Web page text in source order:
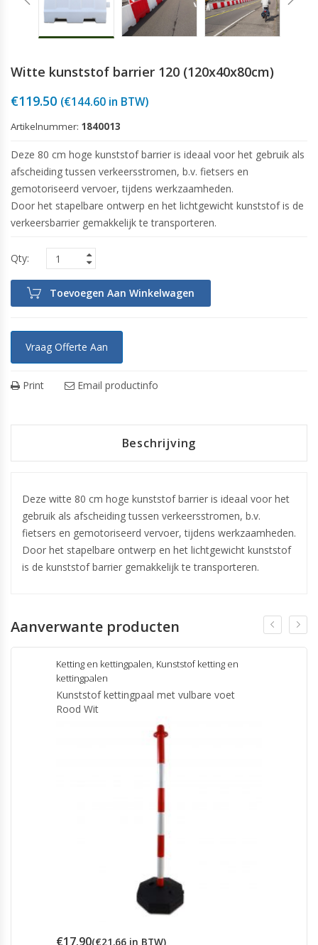
Witte kunststof barrier 120 (120x40x80cm)
€119.50 (€144.60 in BTW)
Artikelnummer: 1840013
Deze 80 cm hoge kunststof barrier is ideaal voor het gebruik als
afscheiding tussen verkeersstromen, b.v. fietsers en
gemotoriseerd vervoer, tijdens werkzaamheden.
Door het stapelbare ontwerp en het lichtgewicht kunststof is de
verkeersbarrier gemakkelijk te transporteren.
Toevoegen Aan Winkelwagen
Vraag Offerte Aan
Print Email productinfo
Beschrijving
Deze witte 80 cm hoge kunststof barrier is ideaal voor het
gebruik als afscheiding tussen verkeersstromen, b.v.
fietsers en gemotoriseerd vervoer, tijdens werkzaamheden.
Door het stapelbare ontwerp en het lichtgewicht kunststof
is de kunststof barrier gemakkelijk te transporteren.
Aanverwante producten
Ketting en kettingpalen, Kunststof ketting en
kettingpalen
Kunststof kettingpaal met vulbare voet
Rood Wit
€17.90(€21.66 in BTW)